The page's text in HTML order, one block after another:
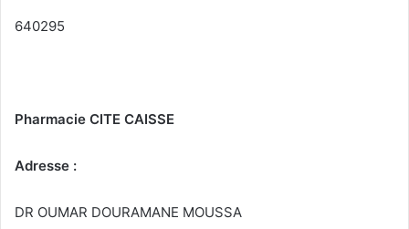
640295
Pharmacie CITE CAISSE
Adresse :
DR OUMAR DOURAMANE MOUSSA